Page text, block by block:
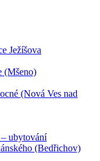
Ježíšova
(Mšeno)
(Nová Ves nad
ubytování
(Bedřichov)